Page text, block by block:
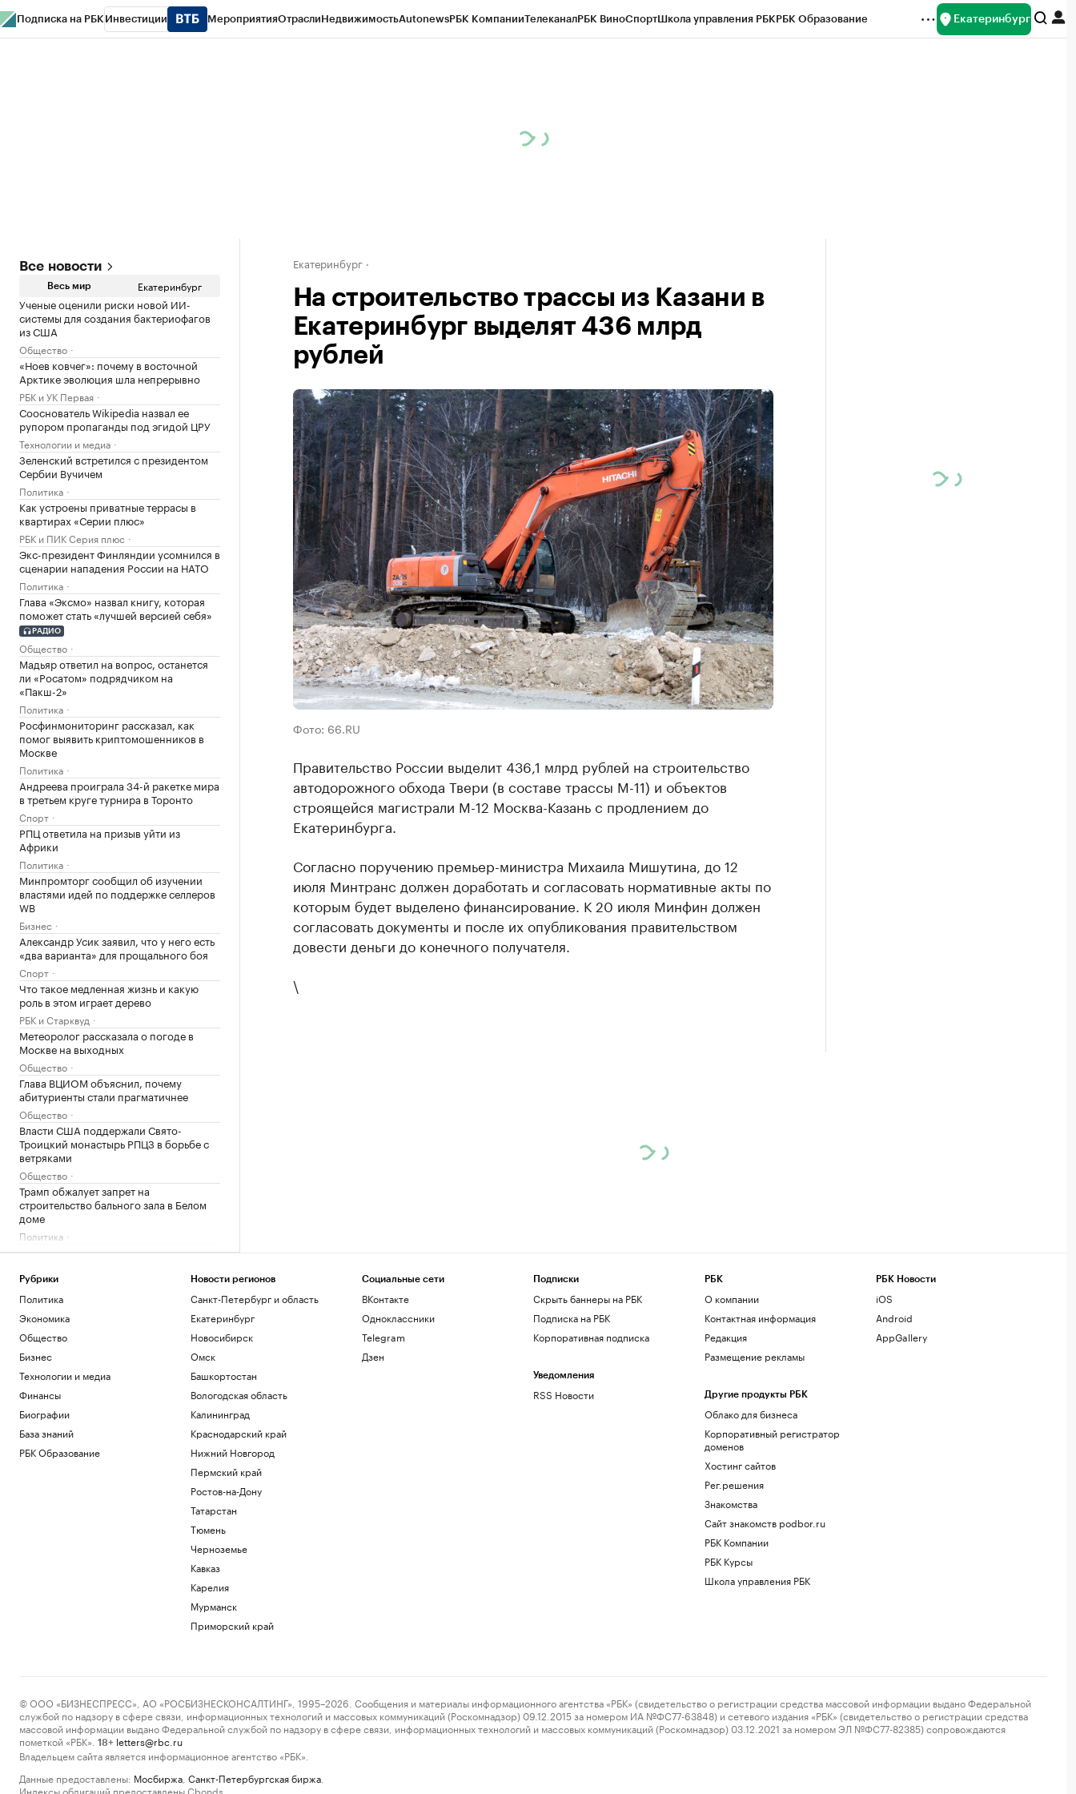
Подписка на РБК Инвестиции МероприятияОтраслиНедвижимостьAutonewsРБК КомпанииТелеканалРБК ВиноСпортШкола управления РБКРБК Образование Екатеринбург
Все новости
Весь мир Екатеринбург
Ученые оценили риски новой ИИ-
системы для создания бактериофагов
из США
Общество
«Ноев ковчег»: почему в восточной
Арктике эволюция шла непрерывно
РБК и УК Первая
Сооснователь Wikipedia назвал ее
рупором пропаганды под эгидой ЦРУ
Технологии и медиа
Зеленский встретился с президентом
Сербии Вучичем
Политика
Как устроены приватные террасы в
квартирах «Серии плюс»
РБК и ПИК Серия плюс
Экс-президент Финляндии усомнился в
сценарии нападения России на НАТО
Политика
Глава «Эксмо» назвал книгу, которая
поможет стать «лучшей версией себя»
РАДИО
Общество
Мадьяр ответил на вопрос, останется
ли «Росатом» подрядчиком на
«Пакш-2»
Политика
Росфинмониторинг рассказал, как
помог выявить криптомошенников в
Москве
Политика
Андреева проиграла 34-й ракетке мира
в третьем круге турнира в Торонто
Спорт
РПЦ ответила на призыв уйти из
Африки
Политика
Минпромторг сообщил об изучении
властями идей по поддержке селлеров
WB
Бизнес
Александр Усик заявил, что у него есть
«два варианта» для прощального боя
Спорт
Что такое медленная жизнь и какую
роль в этом играет дерево
РБК и Старквуд
Метеоролог рассказала о погоде в
Москве на выходных
Общество
Глава ВЦИОМ объяснил, почему
абитуриенты стали прагматичнее
Общество
Власти США поддержали Свято-
Троицкий монастырь РПЦЗ в борьбе с
ветряками
Общество
Трамп обжалует запрет на
строительство бального зала в Белом
доме
Политика
Как выглядит портрет абитуриента в
Общество
В США рассказали, как помогли
снарядам из Сербии попасть на
Украину
Политика
Екатеринбург
На строительство трассы из Казани в
Екатеринбург выделят 436 млрд
рублей
Фото: 66.RU
Правительство России выделит 436,1 млрд рублей на строительство
автодорожного обхода Твери (в составе трассы М-11) и объектов
строящейся магистрали М-12 Москва-Казань с продлением до
Екатеринбурга.
Согласно поручению премьер-министра Михаила Мишутина, до 12
июля Минтранс должен доработать и согласовать нормативные акты по
которым будет выделено финансирование. К 20 июля Минфин должен
согласовать документы и после их опубликования правительством
довести деньги до конечного получателя.
\
Рубрики
Политика
Экономика
Общество
Бизнес
Технологии и медиа
Финансы
Биографии
База знаний
РБК Образование
Новости регионов
Санкт-Петербург и область
Екатеринбург
Новосибирск
Омск
Башкортостан
Вологодская область
Калининград
Краснодарский край
Нижний Новгород
Пермский край
Ростов-на-Дону
Татарстан
Тюмень
Черноземье
Кавказ
Карелия
Мурманск
Приморский край
Социальные сети
ВКонтакте
Одноклассники
Telegram
Дзен
Подписки
Скрыть баннеры на РБК
Подписка на РБК
Корпоративная подписка
Уведомления
RSS Новости
РБК
О компании
Контактная информация
Редакция
Размещение рекламы
Другие продукты РБК
Облако для бизнеса
Корпоративный регистратор
доменов
Хостинг сайтов
Рег.решения
Знакомства
Сайт знакомств podbor.ru
РБК Компании
РБК Курсы
Школа управления РБК
РБК Новости
iOS
Android
AppGallery
© ООО «БИЗНЕСПРЕСС», АО «РОСБИЗНЕСКОНСАЛТИНГ», 1995–2026. Сообщения и материалы информационного агентства «РБК» (свидетельство о регистрации средства массовой информации выдано Федеральной
службой по надзору в сфере связи, информационных технологий и массовых коммуникаций (Роскомнадзор) 09.12.2015 за номером ИА №ФС77-63848) и сетевого издания «РБК» (свидетельство о регистрации средства
массовой информации выдано Федеральной службой по надзору в сфере связи, информационных технологий и массовых коммуникаций (Роскомнадзор) 03.12.2021 за номером ЭЛ №ФС77-82385) сопровождаются
пометкой «РБК».
18+ letters@rbc.ru
Владельцем сайта является информационное агентство «РБК».
Данные предоставлены: Мосбиржа Санкт-Петербургская биржа
Индексы облигаций предоставлены Cbonds.